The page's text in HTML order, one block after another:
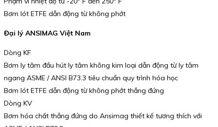
Bơm lót ETFE dẫn động từ không phớt
Đại lý ANSIMAG Việt Nam
Dòng KF
Bơm ly tâm đầu hút ly tâm không kim loại dẫn động từ ly tâm
ngang ASME / ANSI B73.3 tiêu chuẩn quy trình hóa học
Bơm lót ETFE dẫn động từ không phớt thẳng đứng
Dòng KV
Bơm hóa chất thẳng đứng do Ansimag thiết kế tương thích với